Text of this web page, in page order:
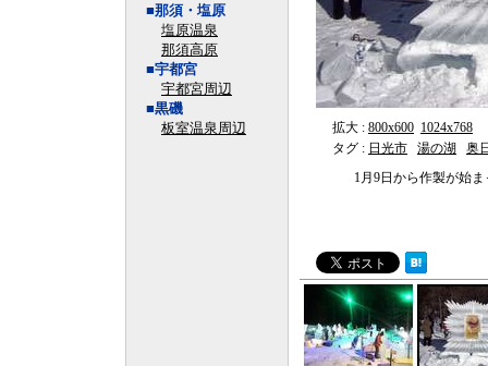
■那須・塩原
塩原温泉
那須高原
■宇都宮
宇都宮周辺
■黒磯
板室温泉周辺
拡大 : 800x600 1024x768
タグ : 日光市 湯の湖
奥
1月9日から作製が始